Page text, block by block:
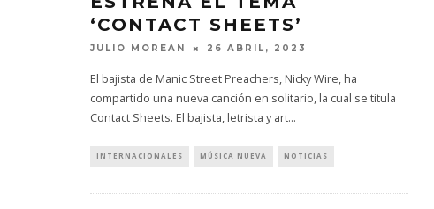
‘CONTACT SHEETS’
JULIO MOREAN 26 ABRIL, 2023
El bajista de Manic Street Preachers, Nicky Wire, ha
compartido una nueva canción en solitario, la cual se titula
Contact Sheets. El bajista, letrista y art...
INTERNACIONALES MÚSICA NUEVA NOTICIAS